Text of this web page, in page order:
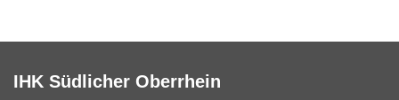
IHK Südlicher Oberrhein